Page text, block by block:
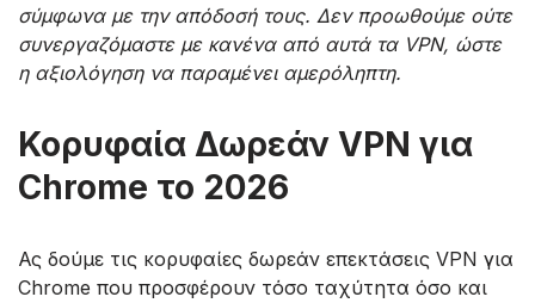
σύμφωνα με την απόδοσή τους. Δεν προωθούμε ούτε
συνεργαζόμαστε με κανένα από αυτά τα VPN, ώστε
η αξιολόγηση να παραμένει αμερόληπτη.
Κορυφαία Δωρεάν VPN για
Chrome το 2026
Ας δούμε τις κορυφαίες δωρεάν επεκτάσεις VPN για
Chrome που προσφέρουν τόσο ταχύτητα όσο και